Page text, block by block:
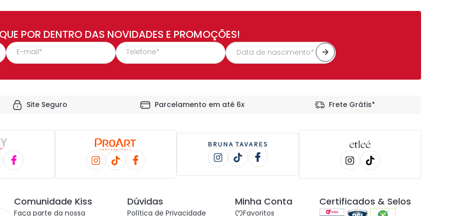
POR DENTRO DAS NOVIDADES E PROMOÇÕES!
Site Seguro Parcelamento em até 6x Frete Grátis*
Comunidade Kiss
Faça parte da nossa
Dúvidas
Política de Privacidade
Minha Conta
Favoritos
Certificados & Selos